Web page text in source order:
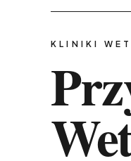
KLINIKI